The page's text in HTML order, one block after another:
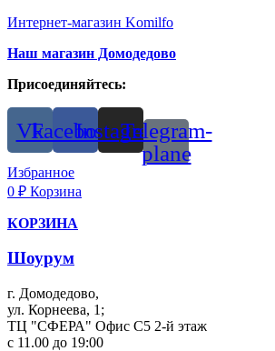
Интернет-магазин Komilfo
Наш магазин Домодедово
Присоединяйтесь:
VkFacebookInstagramTelegram-
plane
Избранное
0 ₽ Корзина
КОРЗИНА
Шоурум
г. Домодедово,
ул. Корнеева, 1;
ТЦ "СФЕРА" Офис С5 2-й этаж
с 11.00 до 19:00